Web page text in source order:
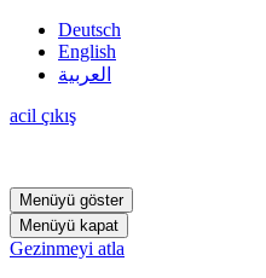
Deutsch
English
العربية
acil çıkış
Menüyü göster
Menüyü kapat
Gezinmeyi atla